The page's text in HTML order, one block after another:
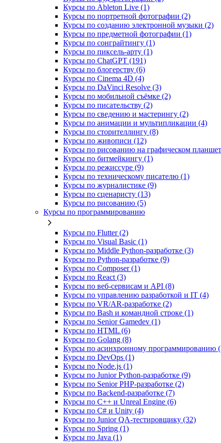
Курсы по Ableton Live (1)
Курсы по портретной фотографии (2)
Курсы по созданию электронной музыки (2)
Курсы по предметной фотографии (1)
Курсы по сонграйтингу (1)
Курсы по пиксель-арту (1)
Курсы по ChatGPT (191)
Курсы по блогерству (6)
Курсы по Cinema 4D (4)
Курсы по DaVinci Resolve (3)
Курсы по мобильной съёмке (2)
Курсы по писательству (2)
Курсы по сведению и мастерингу (2)
Курсы по анимации и мультипликации (4)
Курсы по сторителлингу (8)
Курсы по живописи (12)
Курсы по рисованию на графическом
Курсы по битмейкингу (1)
Курсы по режиссуре (9)
Курсы по техническому писателю (1)
Курсы по журналистике (9)
Курсы по сценаристу (13)
Курсы по рисованию (5)
Курсы по программированию
Курсы по Flutter (2)
Курсы по Visual Basic (1)
Курсы по Middle Python-разработке (3)
Курсы по Python-разработке (9)
Курсы по Composer (1)
Курсы по React (3)
Курсы по веб‑сервисам и API (8)
Курсы по управлению разработкой и IT (4)
Курсы по VR/AR‑разработке (2)
Курсы по Bash и командной строке (1)
Курсы по Senior Gamedev (1)
Курсы по HTML (6)
Курсы по Golang (8)
Курсы по асинхронному программированию
Курсы по DevOps (1)
Курсы по Node.js (1)
Курсы по Junior Python-разработке (9)
Курсы по Senior PHP-разработке (2)
Курсы по Backend‑разработке (7)
Курсы по C++ и Unreal Engine (6)
Курсы по C# и Unity (4)
Курсы по Junior QA-тестировщику (32)
Курсы по Spring (1)
Курсы по Java (1)